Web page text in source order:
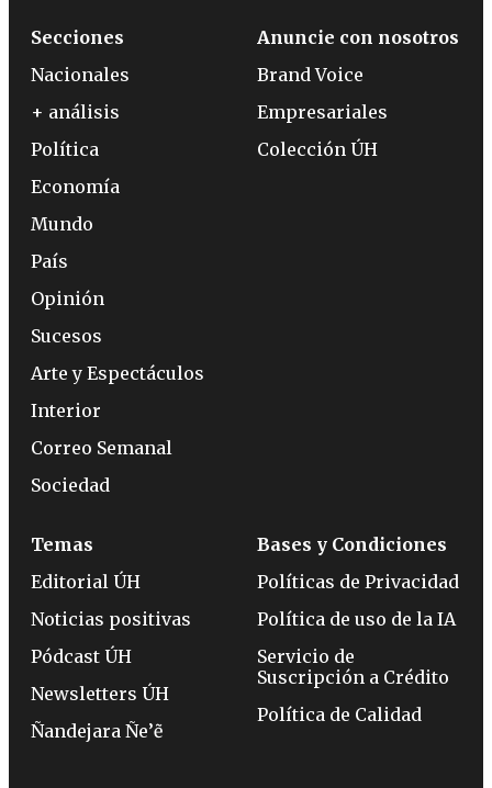
Secciones
Nacionales
+ análisis
Política
Economía
Mundo
País
Opinión
Sucesos
Arte y Espectáculos
Interior
Correo Semanal
Sociedad
Anuncie con nosotros
Brand Voice
Empresariales
Colección ÚH
Temas
Editorial ÚH
Noticias positivas
Pódcast ÚH
Newsletters ÚH
Ñandejara Ñe’ẽ
Bases y Condiciones
Políticas de Privacidad
Política de uso de la IA
Servicio de
Suscripción a Crédito
Política de Calidad